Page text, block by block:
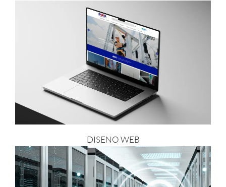
DISENO WEB